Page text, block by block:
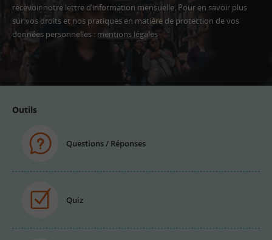
recevoir notre lettre d’information mensuelle. Pour en savoir plus
sur vos droits et nos pratiques en matière de protection de vos
données personnelles : mentions légales
Adresse
Outils
Questions / Réponses
Quiz